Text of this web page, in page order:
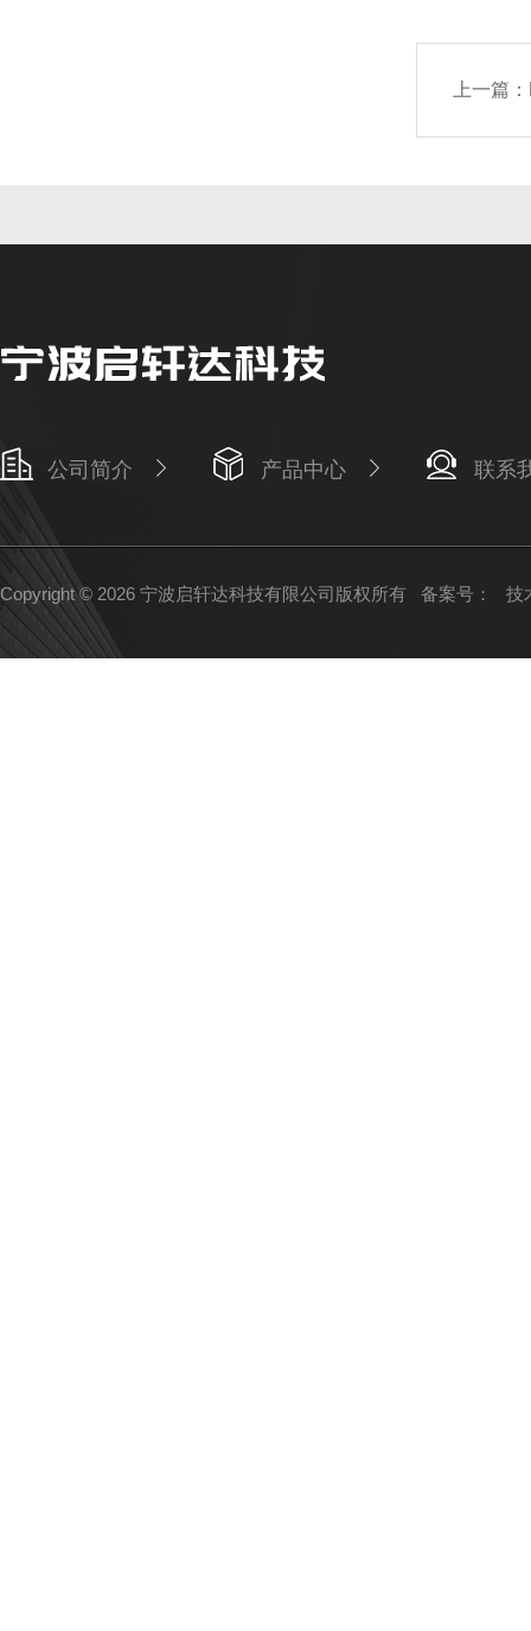
上一篇：
公司简介 产品中心 联系
Copyright © 2026 宁波启轩达科技有限公司版权所有 备案号： 技